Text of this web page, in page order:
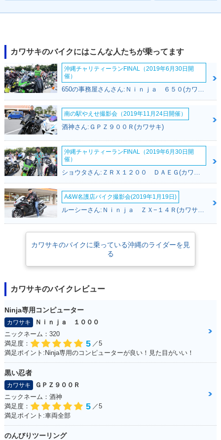
カワサキのバイクにはこんな人たちが乗ってます
沖縄チャリティーランFINAL（2019年6月30日開
催）
南の駅やえせ撮影会（2019年11月24日開催）
酒神さん:ＧＰＺ９００Ｒ(カワサキ)
沖縄チャリティーランFINAL（2019年6月30日開
催）
A&W名護店バイク撮影会(2019年1月19日)
ルーシーさん:Ｎｉｎｊａ ＺＸ−１４Ｒ(カワサキ)
カワサキのバイクに乗っている沖縄のライダーを見
る
カワサキのバイクレビュー
Ninja専用コンピューター
カワサキ
Ｎｉｎｊａ １０００
ニックネーム：320
満足度：
5 ／5
満足ポイント:Ninja専用のコンピューターが良い！見た目がいい！
黒い忍者
カワサキ
ＧＰＺ９００Ｒ
ニックネーム：酒神
満足度：
5 ／5
満足ポイント:車両全部
のんびりツーリング